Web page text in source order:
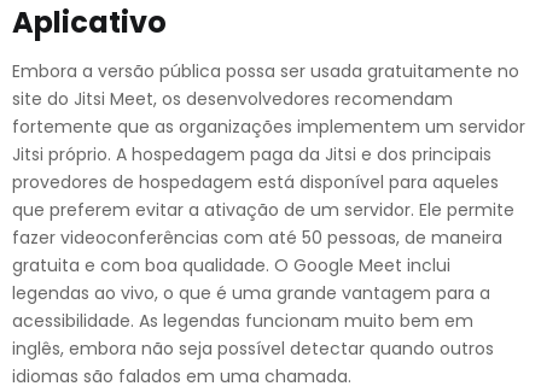
Aplicativo
Embora a versão pública possa ser usada gratuitamente no
site do Jitsi Meet, os desenvolvedores recomendam
fortemente que as organizações implementem um servidor
Jitsi próprio. A hospedagem paga da Jitsi e dos principais
provedores de hospedagem está disponível para aqueles
que preferem evitar a ativação de um servidor. Ele permite
fazer videoconferências com até 50 pessoas, de maneira
gratuita e com boa qualidade. O Google Meet inclui
legendas ao vivo, o que é uma grande vantagem para a
acessibilidade. As legendas funcionam muito bem em
inglês, embora não seja possível detectar quando outros
idiomas são falados em uma chamada.